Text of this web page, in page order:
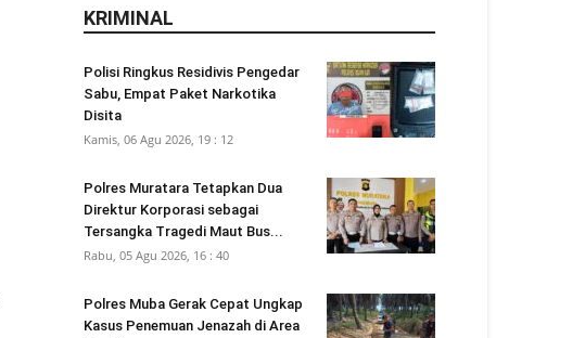
KRIMINAL
Polisi Ringkus Residivis Pengedar
Sabu, Empat Paket Narkotika
Disita
Kamis, 06 Agu 2026, 19 : 12
Polres Muratara Tetapkan Dua
Direktur Korporasi sebagai
Tersangka Tragedi Maut Bus...
Rabu, 05 Agu 2026, 16 : 40
Polres Muba Gerak Cepat Ungkap
Kasus Penemuan Jenazah di Area